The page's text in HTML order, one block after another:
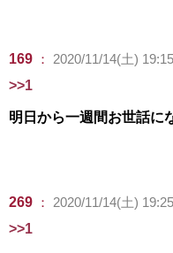
169 ：
2020/11/14(土)
>>1
明日から一週間お世話に
269 ：
2020/11/14(土)
>>1